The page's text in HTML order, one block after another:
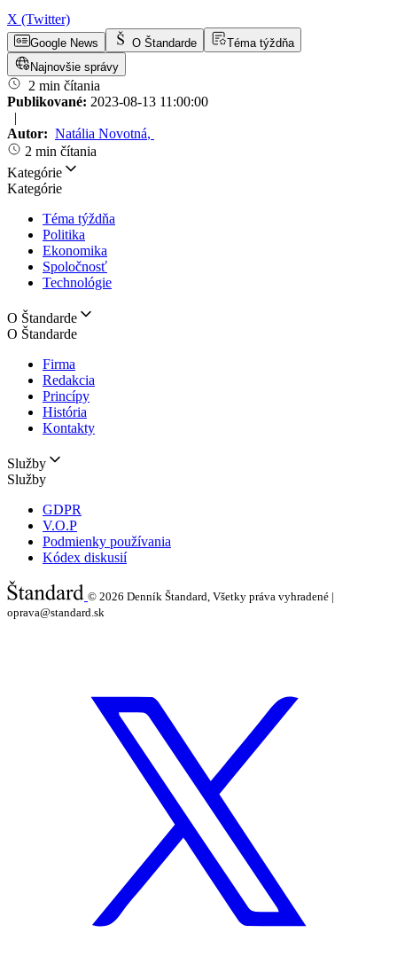
X (Twitter)
Google News O Štandarde
Téma týždňa
Najnovšie správy
2 min čítania
Publikované: 2023-08-13 11:00:00
|
Autor: Natália Novotná,
2 min čítania
Kategórie
Kategórie
Téma týždňa
Politika
Ekonomika
Spoločnosť
Technológie
O Štandarde
O Štandarde
Firma
Redakcia
Princípy
História
Kontakty
Služby
Služby
GDPR
V.O.P
Podmienky používania
Kódex diskusií
© 2026 Denník Štandard, Všetky práva vyhradené |
oprava@standard.sk